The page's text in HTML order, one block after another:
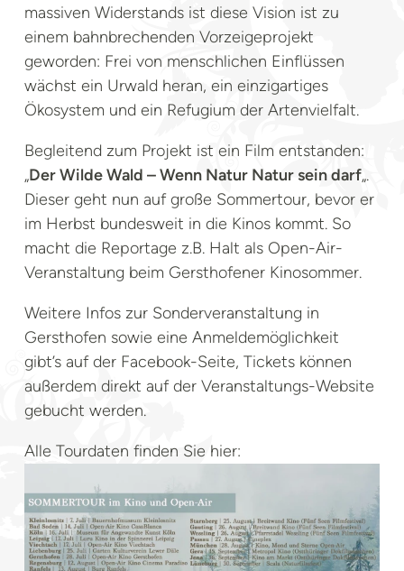
massiven Widerstands ist diese Vision ist zu
einem bahnbrechenden Vorzeigeprojekt
geworden: Frei von menschlichen Einflüssen
wächst ein Urwald heran, ein einzigartiges
Ökosystem und ein Refugium der Artenvielfalt.
Begleitend zum Projekt ist ein Film entstanden:
„Der Wilde Wald – Wenn Natur Natur sein darf„.
Dieser geht nun auf große Sommertour, bevor er
im Herbst bundesweit in die Kinos kommt. So
macht die Reportage z.B. Halt als Open-Air-
Veranstaltung beim Gersthofener Kinosommer.
Weitere Infos zur Sonderveranstaltung in
Gersthofen sowie eine Anmeldemöglichkeit
gibt’s auf der Facebook-Seite, Tickets können
außerdem direkt auf der Veranstaltungs-Website
gebucht werden.
Alle Tourdaten finden Sie hier: